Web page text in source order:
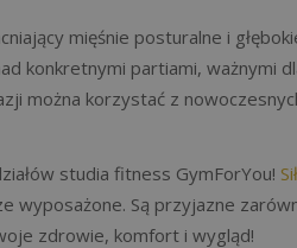
mięśnie posturalne i
konkretnymi partiami, ważnymi
można korzystać z
studia fitness GymForYou!
wyposażone. Są przyjazne
zdrowie, komfort i wygląd!